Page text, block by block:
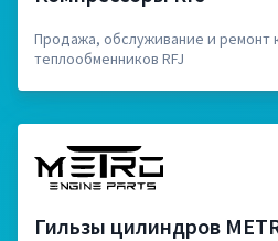
Продажа, обслуживание и ремонт
теплообменников RFJ
Гильзы цилиндров